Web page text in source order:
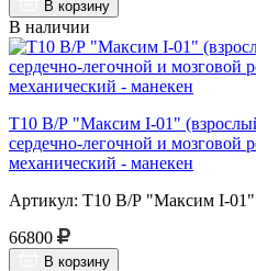
В корзину
В наличии
Т10 В/Р "Максим I-01"
сердечно-легочной и
механический - манекен
Артикул: Т10 В/Р "Максим I-01"
66800
В корзину